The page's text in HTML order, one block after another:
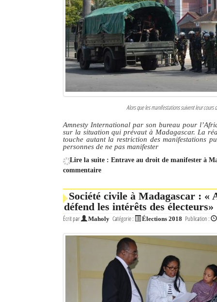
Alors que les manifestations suivent leur
Amnesty International par son bureau pour
sur la situation qui prévaut à Madagascar. La
touche autant la restriction des manifestations
personnes de ne pas manifester
Lire la suite : Entrave au droit de manifester à
commentaire
Société civile à Madagascar :
défend les intérêts des électeurs»
Écrit par Maholy Catégorie : Élections 2018 Publication :